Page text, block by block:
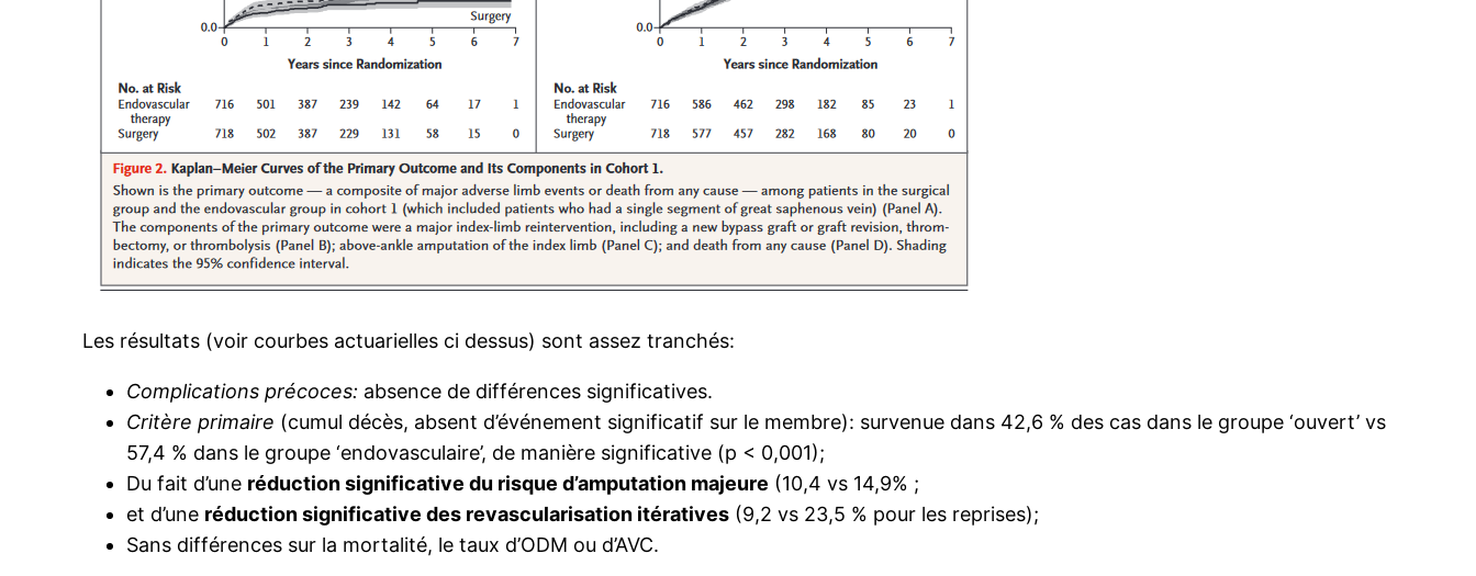
Les résultats (voir courbes actuarielles ci dessus) sont assez tranchés:
Complications précoces: absence de différences significatives.
Critère primaire (cumul décès, absent d’événement significatif sur le membre): survenue dans 42,6 % des cas dans le groupe ‘ouvert’ vs
57,4 % dans le groupe ‘endovasculaire’, de manière significative (p < 0,001);
Du fait d’une réduction significative du risque d’amputation majeure (10,4 vs 14,9% ;
et d’une réduction significative des revascularisation itératives (9,2 vs 23,5 % pour les reprises);
Sans différences sur la mortalité, le taux d’ODM ou d’AVC.